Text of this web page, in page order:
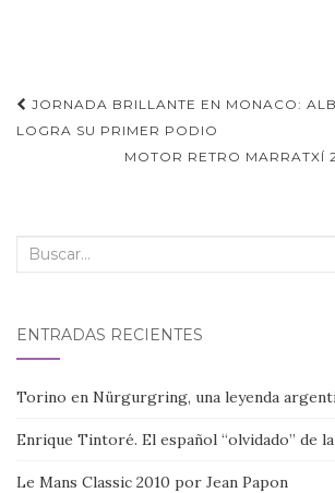
Navegación
de
entradas
JORNADA BRILLANTE EN MONACO:
LOGRA SU PRIMER PODIO
MOTOR RETRO MARRATXÍ
Buscar:
ENTRADAS RECIENTES
Torino en Nürgurgring, una leyenda
Enrique Tintoré. El español “olvidado” de
Le Mans Classic 2010 por Jean Papon